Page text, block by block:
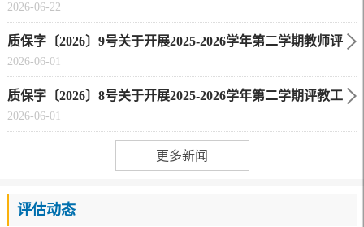
学生教学信息员评选通知
2026-06-22
质保字〔2026〕9号关于开展2025-2026学年第二学期教师评
学工作的通知
2026-06-01
质保字〔2026〕8号关于开展2025-2026学年第二学期评教工
作的通知
2026-06-01
更多新闻
评估动态